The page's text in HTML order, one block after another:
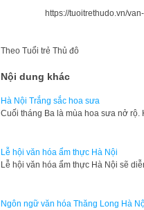
https://tuoitrethudo.vn/
Theo Tuổi trẻ Thủ đô
Nội dung khác
Hà Nội Trắng sắc hoa sưa
Cuối tháng Ba là mùa hoa sưa nở
Lễ hội văn hóa ẩm thực Hà Nội
Lễ hội văn hóa ẩm thực Hà Nội sẽ
Ngôn ngữ văn hóa Thăng Long Hà